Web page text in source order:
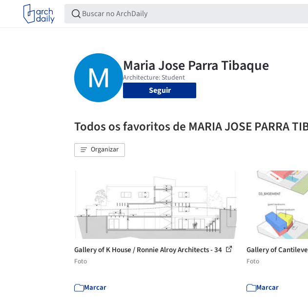
Seguir
Todos os favoritos de MARIA JOSE PARRA
Organizar
Gallery of K House / Ronnie Alroy Architects - 34
Foto
Marcar
Gallery of
Foto
Marcar